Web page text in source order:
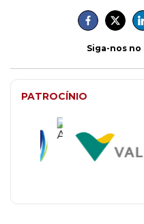
Siga-nos no
PATROCÍNIO